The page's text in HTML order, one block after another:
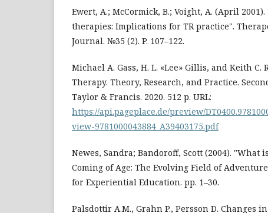
Ewert, A.; McCormick, B.; Voight, A. (April
therapies: Implications for TR practice".
Journal. №35 (2). P. 107–122.
Michael A. Gass, H. L. «Lee» Gillis, and Keith C.
Therapy. Theory, Research, and Practice.
Taylor & Francis. 2020. 512 р. URL:
https://api.pageplace.de/preview/
view-9781000043884_A39403175.pdf
Newes, Sandra; Bandoroff, Scott (2004). "What
Coming of Age: The Evolving Field of
for Experiential Education. pp. 1–30.
Palsdottir A.M., Grahn P., Persson D. Changes